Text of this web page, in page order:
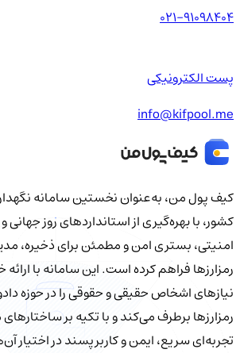
021-91098404
پست الکترونیکی
info@kifpool.me
کیف‌ پول من، به‌عنوان نخستین سامانه
کشور، با بهره‌گیری از استانداردهای روز جهانی
امنیتی، بستری امن و مطمئن برای ذخیره،
رمزارزها فراهم کرده است. این سامانه با
نیازهای اشخاص حقیقی و حقوقی را در حوزه
رمزارزها برطرف می‌کند و با تکیه بر ساختارهای
تجربه‌ای سریع، ایمن و کاربرپسند در اختیار